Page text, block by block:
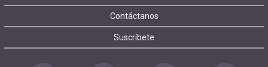
Contáctanos
Suscríbete